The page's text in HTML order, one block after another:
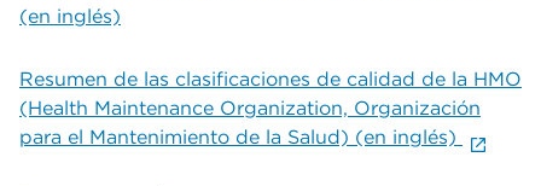
(en inglés)
Resumen de las clasificaciones de calidad de la HMO
(Health Maintenance Organization, Organización
para el Mantenimiento de la Salud) (en inglés)